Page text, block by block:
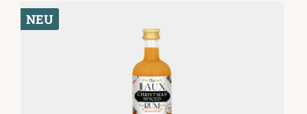
Bildergalerie überspringen
NEU